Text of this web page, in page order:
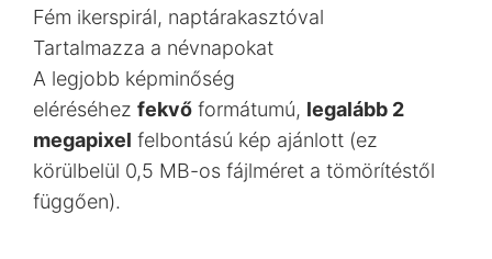
Fém ikerspirál, naptárakasztóval
Tartalmazza a névnapokat
A legjobb képminőség
eléréséhez fekvő formátumú, legalább 2
megapixel felbontású kép ajánlott (ez
körülbelül 0,5 MB-os fájlméret a tömörítéstől
függően).